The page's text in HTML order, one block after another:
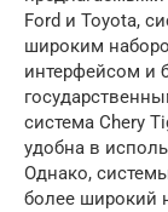
Ford и Toyota,
широким
интерфейсом и
система Chery
удобна в
Однако,
более широкий